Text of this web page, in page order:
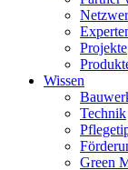
Projekte
Wissen
Technik
Green